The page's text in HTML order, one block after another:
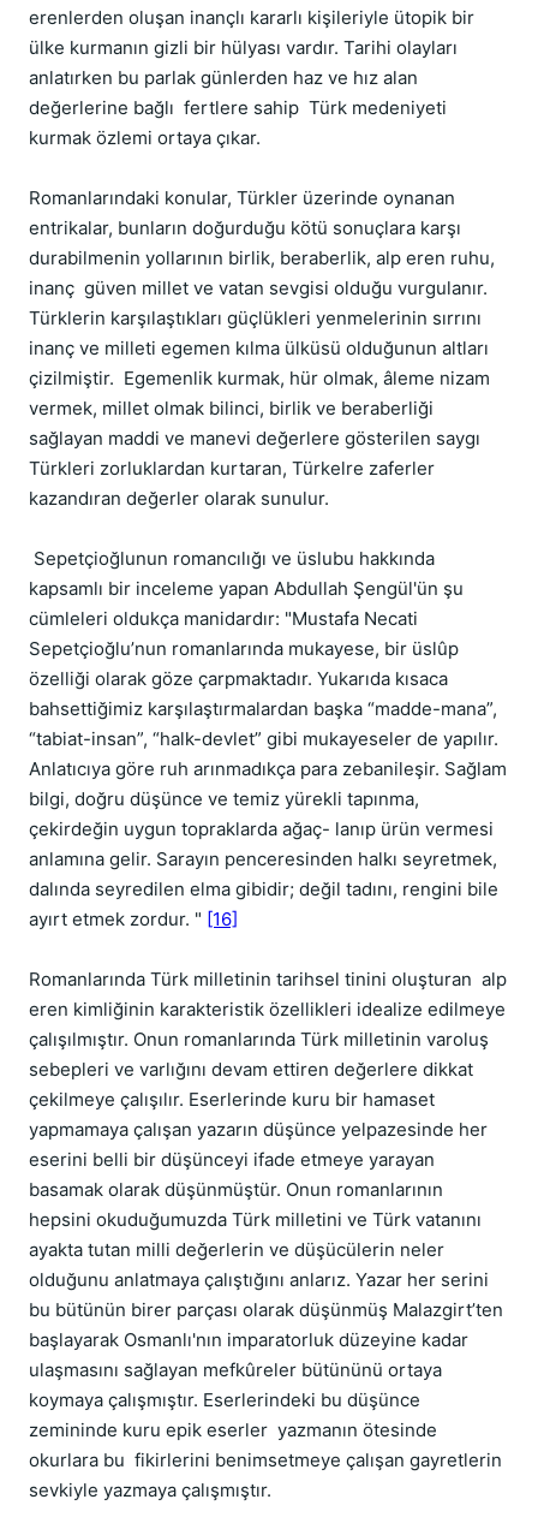
erenlerden oluşan inançlı kararlı kişileriyle ütopik bir
ülke kurmanın gizli bir hülyası vardır. Tarihi olayları
anlatırken bu parlak günlerden haz ve hız alan
değerlerine bağlı fertlere sahip Türk medeniyeti
kurmak özlemi ortaya çıkar.
Romanlarındaki konular, Türkler üzerinde oynanan
entrikalar, bunların doğurduğu kötü sonuçlara karşı
durabilmenin yollarının birlik, beraberlik, alp eren ruhu,
inanç güven millet ve vatan sevgisi olduğu vurgulanır.
Türklerin karşılaştıkları güçlükleri yenmelerinin sırrını
inanç ve milleti egemen kılma ülküsü olduğunun altları
çizilmiştir. Egemenlik kurmak, hür olmak, âleme nizam
vermek, millet olmak bilinci, birlik ve beraberliği
sağlayan maddi ve manevi değerlere gösterilen saygı
Türkleri zorluklardan kurtaran, Türkelre zaferler
kazandıran değerler olarak sunulur.
Sepetçioğlunun romancılığı ve üslubu hakkında
kapsamlı bir inceleme yapan Abdullah Şengül'ün şu
cümleleri oldukça manidardır: "Mustafa Necati
Sepetçioğlu’nun romanlarında mukayese, bir üslûp
özelliği olarak göze çarpmaktadır. Yukarıda kısaca
bahsettiğimiz karşılaştırmalardan başka “madde-mana”,
“tabiat-insan”, “halk-devlet” gibi mukayeseler de yapılır.
Anlatıcıya göre ruh arınmadıkça para zebanileşir. Sağlam
bilgi, doğru düşünce ve temiz yürekli tapınma,
çekirdeğin uygun topraklarda ağaç- lanıp ürün vermesi
anlamına gelir. Sarayın penceresinden halkı seyretmek,
dalında seyredilen elma gibidir; değil tadını, rengini bile
ayırt etmek zordur. " [16]
Romanlarında Türk milletinin tarihsel tinini oluşturan alp
eren kimliğinin karakteristik özellikleri idealize edilmeye
çalışılmıştır. Onun romanlarında Türk milletinin varoluş
sebepleri ve varlığını devam ettiren değerlere dikkat
çekilmeye çalışılır. Eserlerinde kuru bir hamaset
yapmamaya çalışan yazarın düşünce yelpazesinde her
eserini belli bir düşünceyi ifade etmeye yarayan
basamak olarak düşünmüştür. Onun romanlarının
hepsini okuduğumuzda Türk milletini ve Türk vatanını
ayakta tutan milli değerlerin ve düşücülerin neler
olduğunu anlatmaya çalıştığını anlarız. Yazar her serini
bu bütünün birer parçası olarak düşünmüş Malazgirt’ten
başlayarak Osmanlı'nın imparatorluk düzeyine kadar
ulaşmasını sağlayan mefkûreler bütününü ortaya
koymaya çalışmıştır. Eserlerindeki bu düşünce
zemininde kuru epik eserler yazmanın ötesinde
okurlara bu fikirlerini benimsetmeye çalışan gayretlerin
sevkiyle yazmaya çalışmıştır.